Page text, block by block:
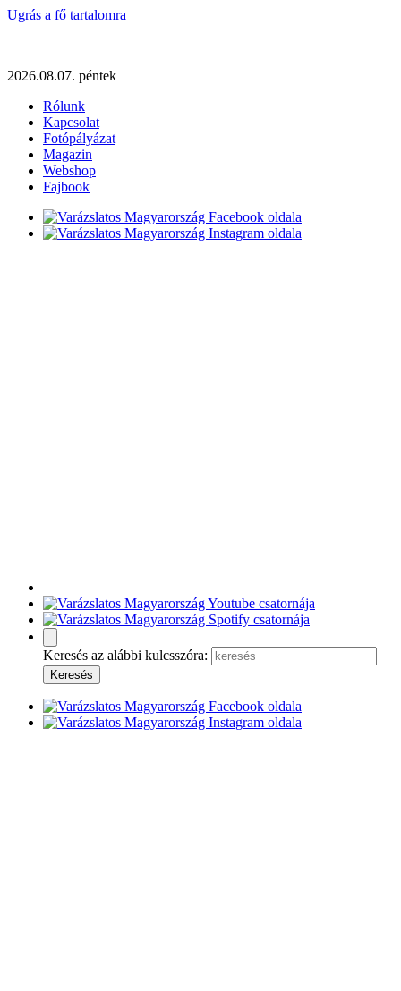
Ugrás a fő tartalomra
2026.08.07. péntek
Rólunk
Kapcsolat
Fotópályázat
Magazin
Webshop
Fajbook
Keresés az alábbi kulcsszóra: